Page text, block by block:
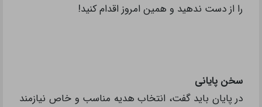
را از دست ندهید و همین امروز اقدام کنید!
سخن پایانی
در پایان باید گفت، انتخاب هدیه مناسب و خاص نیازمند